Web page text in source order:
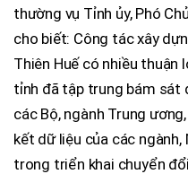
thường vụ Tỉnh ủy, Phó
cho biết: Công tác xây
Thiên Huế có nhiều
tỉnh đã tập trung bám sát
các Bộ, ngành Trung
kết dữ liệu của các ngành,
trong triển khai chuyển